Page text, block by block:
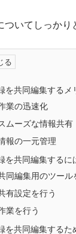
ついてしっかり
を共同編集するメ
業の迅速化
ムーズな情報共有
報の一元管理
を共同編集するに
同編集用のツール
有設定を行う
業を行う
を共同編集するた